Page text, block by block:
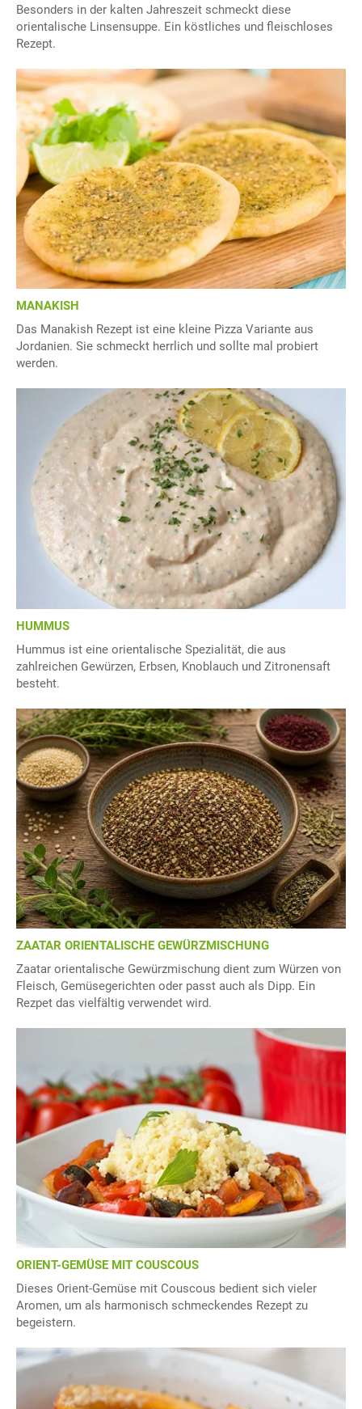
Besonders in der kalten Jahreszeit schmeckt diese
orientalische Linsensuppe. Ein köstliches und fleischloses
Rezept.
MANAKISH
Das Manakish Rezept ist eine kleine Pizza Variante aus
Jordanien. Sie schmeckt herrlich und sollte mal probiert
werden.
HUMMUS
Hummus ist eine orientalische Spezialität, die aus
zahlreichen Gewürzen, Erbsen, Knoblauch und Zitronensaft
besteht.
ZAATAR ORIENTALISCHE GEWÜRZMISCHUNG
Zaatar orientalische Gewürzmischung dient zum Würzen von
Fleisch, Gemüsegerichten oder passt auch als Dipp. Ein
Rezpet das vielfältig verwendet wird.
ORIENT-GEMÜSE MIT COUSCOUS
Dieses Orient-Gemüse mit Couscous bedient sich vieler
Aromen, um als harmonisch schmeckendes Rezept zu
begeistern.